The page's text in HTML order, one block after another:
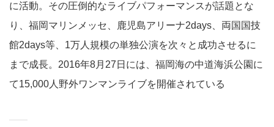
に活動。その圧倒的なライブパフォーマンスが話題とな
り、福岡マリンメッセ、鹿児島アリーナ2days、両国国技
館2days等、1万人規模の単独公演を次々と成功させるに
まで成長。2016年8月27日には、福岡海の中道海浜公園に
て15,000人野外ワンマンライブを開催されている